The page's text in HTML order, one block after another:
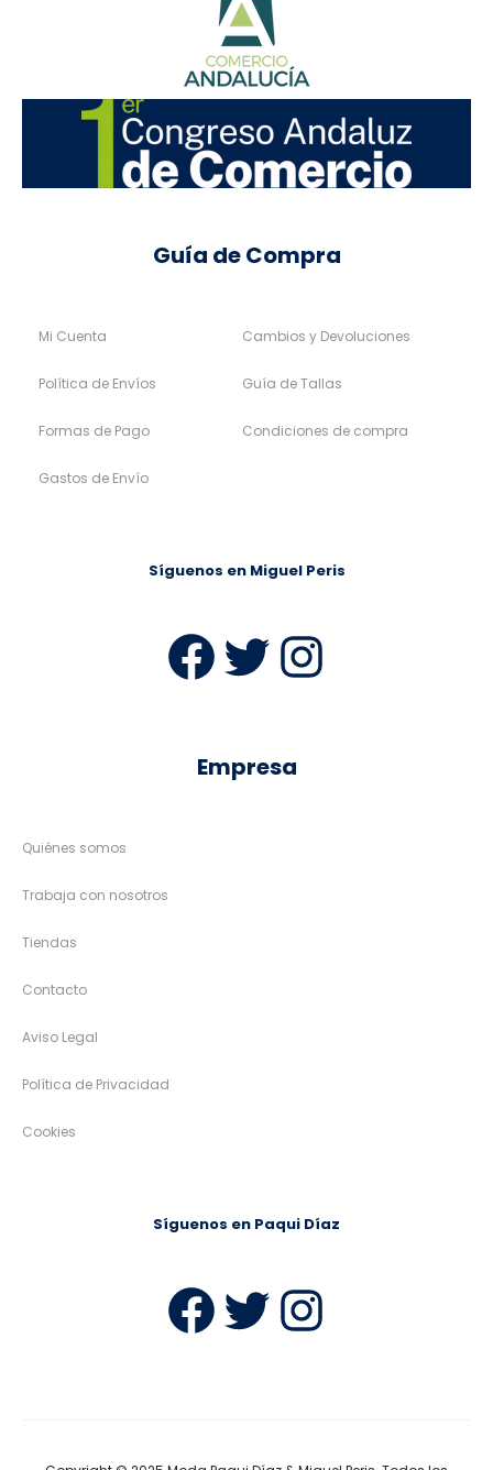
Guía de Compra
Mi Cuenta
Política de Envíos
Formas de Pago
Gastos de Envío
Cambios y Devoluciones
Guía de Tallas
Condiciones de compra
Síguenos en Miguel Peris
Facebook
Twitter
Empresa
Quiénes somos
Trabaja con nosotros
Tiendas
Contacto
Aviso Legal
Política de Privacidad
Cookies
Síguenos en Paqui Díaz
Facebook
Twitter